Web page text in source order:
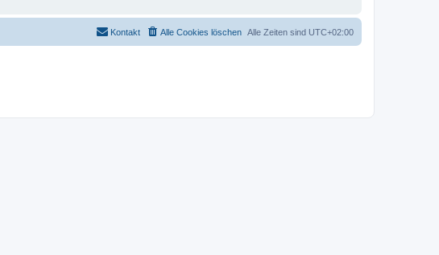
Alle Zeiten sind UTC+02:00
Alle Cookies löschen
Kontakt